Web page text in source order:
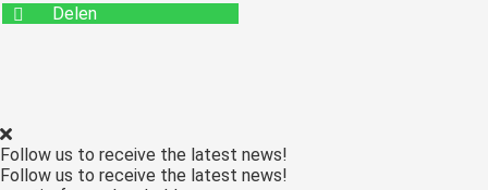
Delen
Follow us to receive the latest news!
Follow us to receive the latest news!